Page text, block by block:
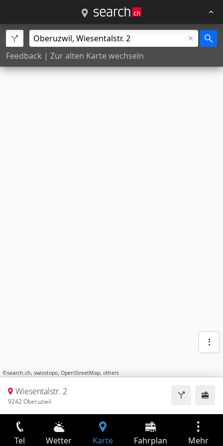
Feedback | Zur alten Karte wechseln
©search.ch, swisstopo, OpenStreetMap, others
Wiesentalstr. 2
9242 Oberuzwil
Tel Wetter Karte Fahrplan Mehr